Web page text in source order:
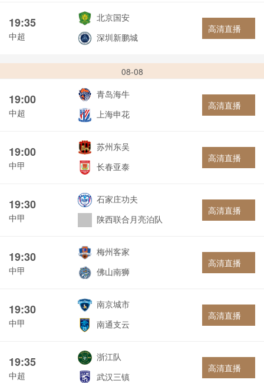
19:35
中超
北京国安
深圳新鹏城
高清直播
08-08
19:00
中超
青岛海牛
上海申花
高清直播
19:00
中甲
苏州东吴
长春亚泰
高清直播
19:30
中甲
石家庄功夫
陕西联合月亮泊队
高清直播
19:30
中甲
梅州客家
佛山南狮
高清直播
19:30
中甲
南京城市
南通支云
高清直播
19:35
中超
浙江队
武汉三镇
高清直播